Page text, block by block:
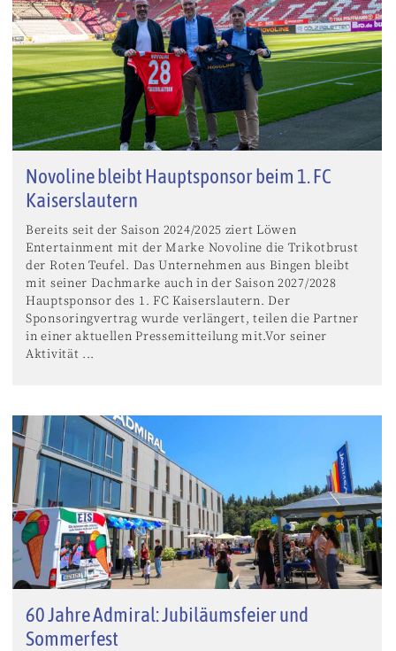
Novoline bleibt Hauptsponsor beim 1. FC
Kaiserslautern
Bereits seit der Saison 2024/2025 ziert Löwen
Entertainment mit der Marke Novoline die Trikotbrust
der Roten Teufel. Das Unternehmen aus Bingen bleibt
mit seiner Dachmarke auch in der Saison 2027/2028
Hauptsponsor des 1. FC Kaiserslautern. Der
Sponsoringvertrag wurde verlängert, teilen die Partner
in einer aktuellen Pressemitteilung mit.Vor seiner
Aktivität ...
60 Jahre Admiral: Jubiläumsfeier und
Sommerfest